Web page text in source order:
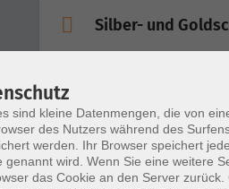
Silber- und
Anfänger:innen und
sind kleine Datenmengen, die von
des Nutzers während des
werden. Ihr Browser speichert
genannt wird. Wenn Sie eine weitere
das Cookie an den Server